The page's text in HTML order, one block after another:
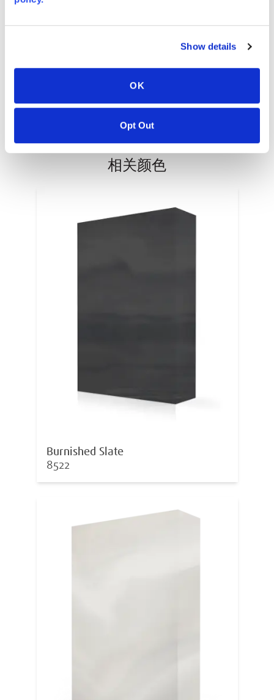
Show details
OK
Opt Out
相关颜色
Burnished Slate
8522